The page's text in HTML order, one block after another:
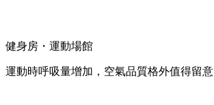
健身房・運動場館
運動時呼吸量增加，空氣品質格外值得留意